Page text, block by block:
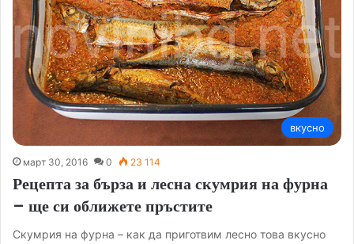
вкусно
март 30, 2016 0 23 114
Рецепта за бърза и лесна скумрия на фурна
– ще си оближете пръстите
Скумрия на фурна – как да приготвим лесно това вкусно